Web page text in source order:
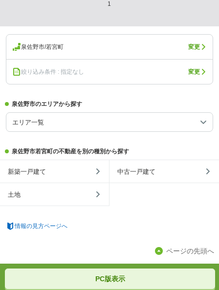
1
泉佐野市/若宮町 変更
絞り込み条件 : 指定なし 変更
泉佐野市のエリアから探す
エリア一覧
泉佐野市若宮町の不動産を別の種別から探す
新築一戸建て 中古一戸建て
土地
情報の見方ページへ
ページの先頭へ
PC版表示